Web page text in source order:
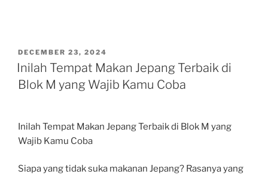
POSTED
ON
DECEMBER 23, 2024
Inilah Tempat Makan Jepang Terbaik di
Blok M yang Wajib Kamu Coba
Inilah Tempat Makan Jepang Terbaik di Blok M yang
Wajib Kamu Coba
Siapa yang tidak suka makanan Jepang? Rasanya yang